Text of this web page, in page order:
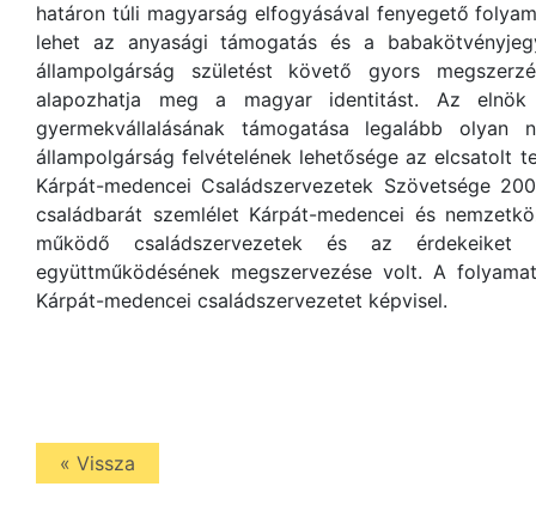
határon túli magyarság elfogyásával fenyegető
lehet az anyasági támogatás és a
állampolgárság születést követő gyors
alapozhatja meg a magyar identitást. Az
gyermekvállalásának támogatása legalább
állampolgárság felvételének lehetősége az elcsatolt
Kárpát-medencei Családszervezetek Szövetsége
családbarát szemlélet Kárpát-medencei és
működő családszervezetek és az érdekeiket
együttműködésének megszervezése volt. A
Kárpát-medencei családszervezetet képvisel.
« Vissza